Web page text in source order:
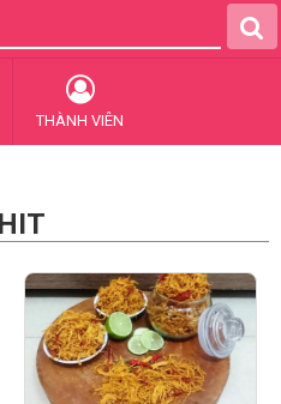
THÀNH VIÊN